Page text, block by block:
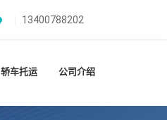
13400788202
轿车托运 公司介绍